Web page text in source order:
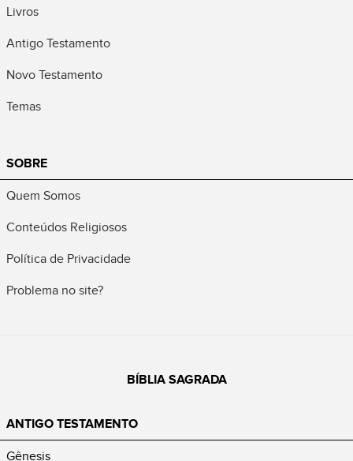
Livros
Antigo Testamento
Novo Testamento
Temas
SOBRE
Quem Somos
Conteúdos Religiosos
Política de Privacidade
Problema no site?
BÍBLIA SAGRADA
ANTIGO TESTAMENTO
Gênesis